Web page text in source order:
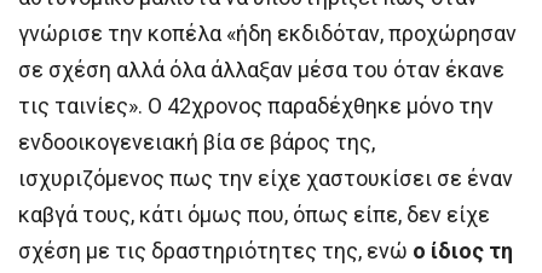
γνώρισε την κοπέλα «ήδη εκδιδόταν, προχώρησαν
σε σχέση αλλά όλα άλλαξαν μέσα του όταν έκανε
τις ταινίες». Ο 42χρονος παραδέχθηκε μόνο την
ενδοοικογενειακή βία σε βάρος της,
ισχυριζόμενος πως την είχε χαστουκίσει σε έναν
καβγά τους, κάτι όμως που, όπως είπε, δεν είχε
σχέση με τις δραστηριότητες της, ενώ ο ίδιος τη